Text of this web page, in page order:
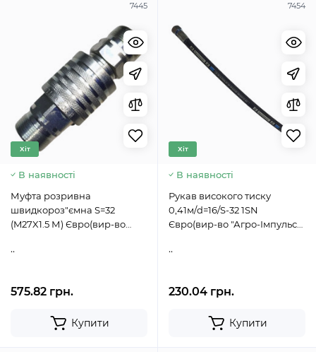
7445
Хіт
В наявності
Муфта розривна
швидкороз"ємна S=32
(M27X1.5 М) Євро(вир-во
..
575.82 грн.
Купити
7454
Хіт
В наявності
Рукав високого тиску
0,41м/d=16/S-32 1SN
Євро(вир-во "Агро-Імпульс")
..
230.04 грн.
Купити